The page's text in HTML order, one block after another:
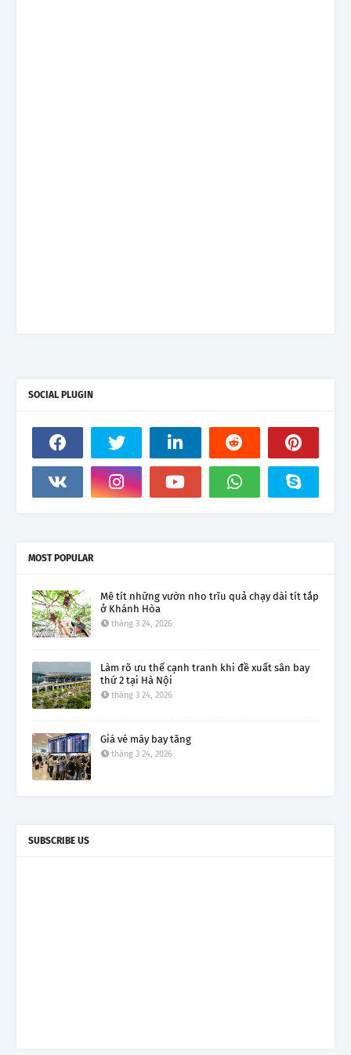
SOCIAL PLUGIN
MOST POPULAR
Mê tít những vườn nho trĩu quả chạy dài tít tắp
ở Khánh Hòa
tháng 3 24, 2026
Làm rõ ưu thế cạnh tranh khi đề xuất sân bay
thứ 2 tại Hà Nội
tháng 3 24, 2026
Giá vé máy bay tăng
tháng 3 24, 2026
SUBSCRIBE US